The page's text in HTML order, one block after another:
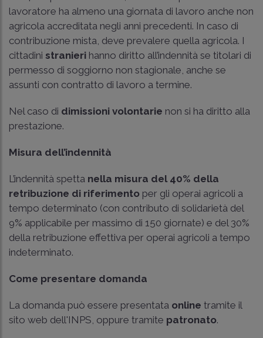
lavoratore ha almeno una giornata di lavoro anche non
agricola accreditata negli anni precedenti. In caso di
contribuzione mista, deve prevalere quella agricola. I
cittadini stranieri hanno diritto all’indennità se titolari di
permesso di soggiorno non stagionale, anche se
assunti con contratto di lavoro a termine.
Nel caso di dimissioni volontarie non si ha diritto alla
prestazione.
Misura dell’indennità
L’indennità spetta nella misura del 40% della
retribuzione di riferimento per gli operai agricoli a
tempo determinato (con contributo di solidarietà del
9% applicabile per massimo di 150 giornate) e del 30%
della retribuzione effettiva per operai agricoli a tempo
indeterminato.
Come presentare domanda
La domanda può essere presentata online tramite il
sito web dell'INPS, oppure tramite patronato.